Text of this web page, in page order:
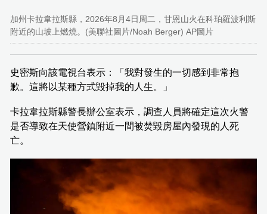
加州卡拉韋拉斯縣，2026年8月4日周二，甘恩山火在科珀羅波利斯
附近的山坡上燃燒。(美聯社圖片/Noah Berger) AP圖片
史密斯向該電視台表示：「我對發生的一切感到非常抱
歉。這將以某種方式毀掉我的人生。」
卡拉韋拉斯縣警長辦公室表示，調查人員將確定這次火警
是否導致在天使營鎮附近一間被焚毀房屋內發現的人死
亡。